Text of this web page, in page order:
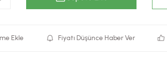
Fiyatı Düşünce Haber Ver